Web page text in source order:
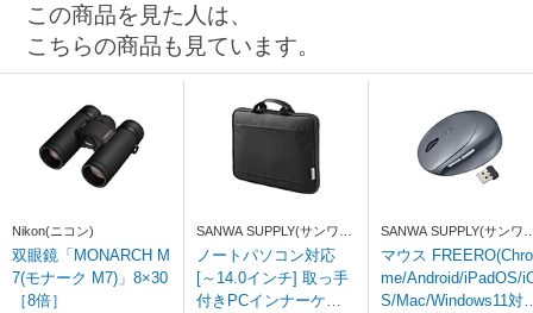
この商品を見た人は、
こちらの商品も見ています。
Nikon(ニコン)
双眼鏡「MONARCH M
7(モナーク M7)」8×30
［8倍］
SANWA SUPPLY(サンワサ
プライ)
ノートパソコン対応
[～14.0インチ] 取っ手
付きPCインナーケー
SANWA SUPPLY(サンワ
プライ)
マウス FREERO(Chro
me/Android/iPadOS/
S/Mac/Windows11対